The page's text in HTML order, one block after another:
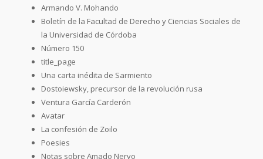
Armando V. Mohando
Boletín de la Facultad de Derecho y Ciencias Sociales de
la Universidad de Córdoba
Número 150
title_page
Una carta inédita de Sarmiento
Dostoiewsky, precursor de la revolución rusa
Ventura García Carderón
Avatar
La confesión de Zoilo
Poesies
Notas sobre Amado Nervo